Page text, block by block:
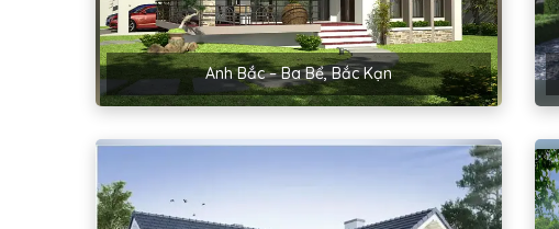
Anh Bắc – Ba Bể, Bắc Kạn